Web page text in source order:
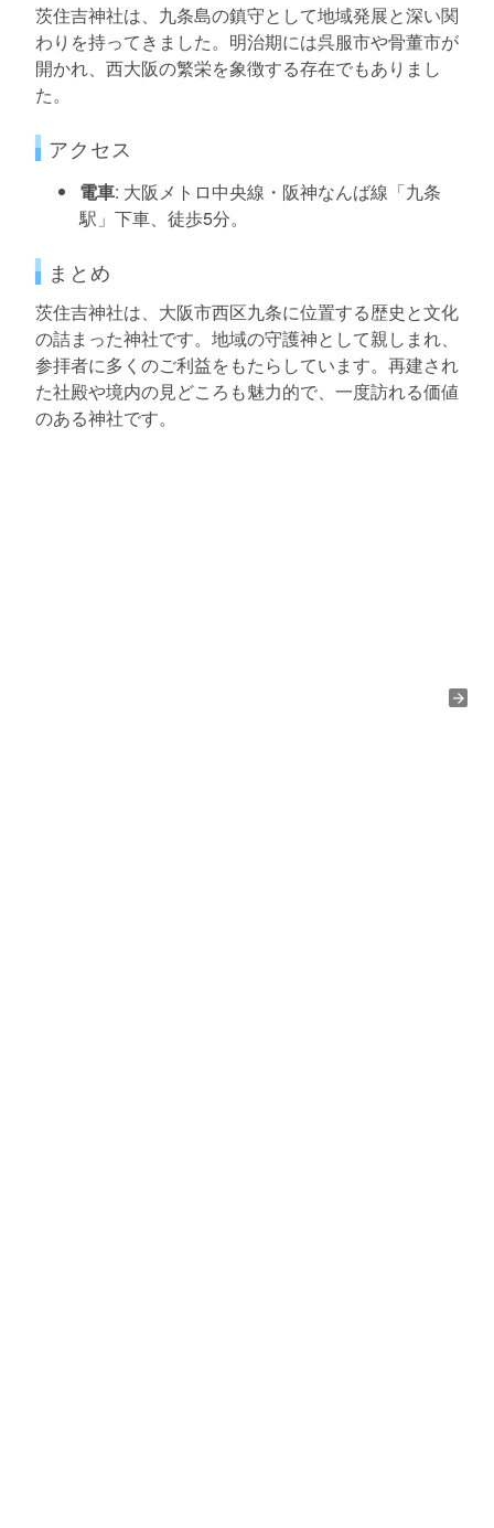
茨住吉神社は、九条島の鎮守として地域発展と深い関
わりを持ってきました。明治期には呉服市や骨董市が
開かれ、西大阪の繁栄を象徴する存在でもありまし
た。
アクセス
電車: 大阪メトロ中央線・阪神なんば線「九条
駅」下車、徒歩5分。
まとめ
茨住吉神社は、大阪市西区九条に位置する歴史と文化
の詰まった神社です。地域の守護神として親しまれ、
参拝者に多くのご利益をもたらしています。再建され
た社殿や境内の見どころも魅力的で、一度訪れる価値
のある神社です。